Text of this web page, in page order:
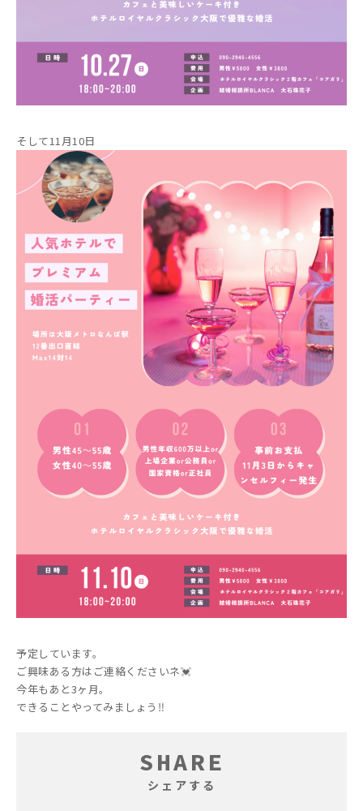
そして11月10日
予定しています。
ご興味ある方はご連絡くださいネ💓
今年もあと3ヶ月。
できることやってみましょう‼️
SHARE
シェアする